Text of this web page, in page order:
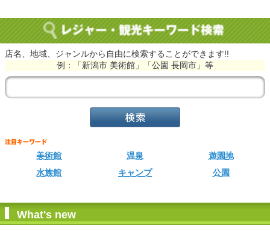
店名、地域、ジャンルから自由に検索することができます!!
例：「新潟市 美術館」「公園 長岡市」等
美術館 温泉
遊園地
水族館
キャンプ 公園
What's new